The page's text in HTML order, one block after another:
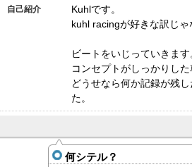
自己紹介
Kuhlです。
kuhl racingが好きな訳じゃ
ビートをいじっていきます
コンセプトがしっかりした
どうせなら何か記録が残
た。
何シテル？